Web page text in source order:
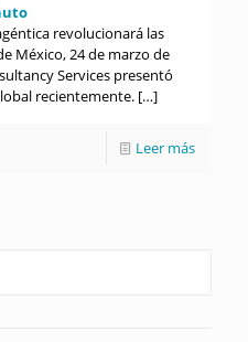
revolucionará las
México, 24 de marzo de
Services presentó
recientemente. […]
Leer más